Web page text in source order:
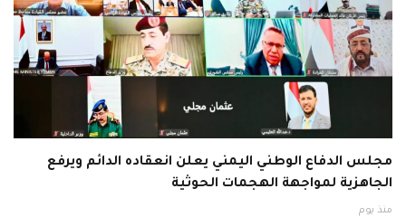
مجلس الدفاع الوطني اليمني يعلن انعقاده الدائم ويرفع
الجاهزية لمواجهة الهجمات الحوثية
منذ يوم